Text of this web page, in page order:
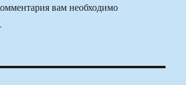
вам необходимо
.